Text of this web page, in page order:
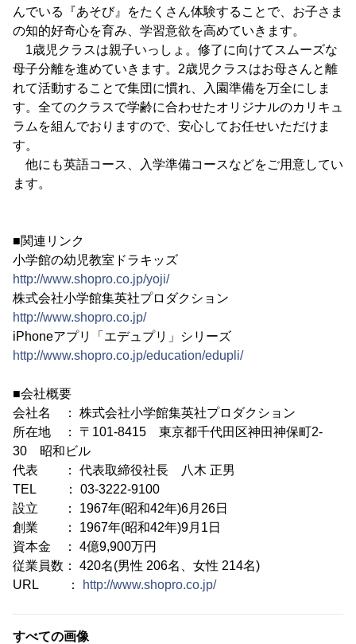
んでいる『あそび』をたくさん体験することで、お子さま
の知的好奇心を育み、学習意欲を高めていきます。
1歳児クラスは親子いっしょ。修了に向けてスムーズな
母子分離を進めていきます。2歳児クラスはお母さんと離
れて活動することで集団に慣れ、入園準備を万全にしま
す。全てのクラスで学齢に合わせたオリジナルのカリキュ
ラムを組んでおりますので、安心してお任せいただけま
す。
他にも英語コース、入学準備コースなどをご用意してい
ます。
■関連リンク
小学館の幼児教室ドラキッズ
http://www.shopro.co.jp/yoji/
株式会社小学館集英社プロダクション
http://www.shopro.co.jp/
iPhoneアプリ「エデュプリ」シリーズ
http://www.shopro.co.jp/education/edupli/
■会社概要
会社名 ： 株式会社小学館集英社プロダクション
所在地 ： 〒101-8415 東京都千代田区神田神保町2-
30 昭和ビル
代表 ： 代表取締役社長 八木 正男
TEL ： 03-3222-9100
設立 ： 1967年(昭和42年)6月26日
創業 ： 1967年(昭和42年)9月1日
資本金 ： 4億9,900万円
従業員数： 420名(男性 206名、女性 214名)
URL ：
http://www.shopro.co.jp/
すべての画像